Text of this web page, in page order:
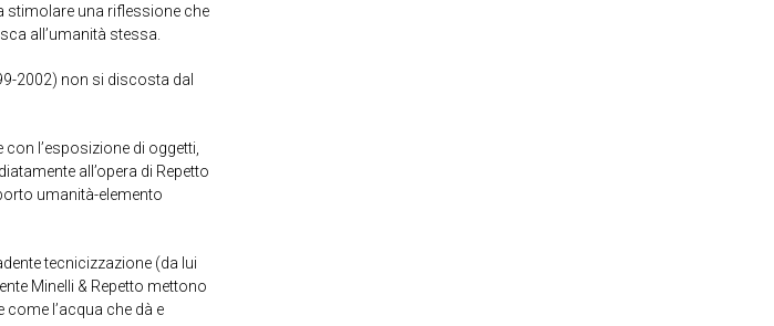
stimolare una riflessione che
all’umanità stessa.
2002) non si discosta dal
l’esposizione di oggetti,
all’opera di Repetto
umanità-elemento
tecnicizzazione (da lui
Minelli & Repetto mettono
l’acqua che dà e